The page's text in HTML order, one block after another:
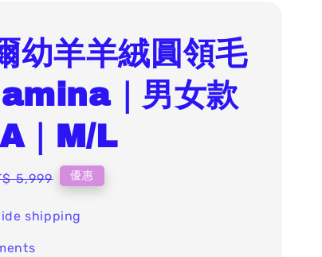
幼羊羊絨圓領毛
｜男女款
A｜M/L
5,999 優惠
shipping